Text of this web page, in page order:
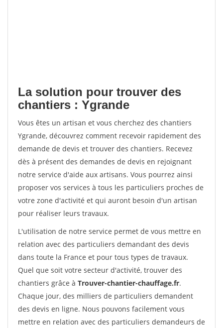
La solution pour trouver des
chantiers : Ygrande
Vous êtes un artisan et vous cherchez des chantiers
Ygrande, découvrez comment recevoir rapidement des
demande de devis et trouver des chantiers. Recevez
dès à présent des demandes de devis en rejoignant
notre service d'aide aux artisans. Vous pourrez ainsi
proposer vos services à tous les particuliers proches de
votre zone d'activité et qui auront besoin d'un artisan
pour réaliser leurs travaux.
L'utilisation de notre service permet de vous mettre en
relation avec des particuliers demandant des devis
dans toute la France et pour tous types de travaux.
Quel que soit votre secteur d'activité, trouver des
chantiers grâce à Trouver-chantier-chauffage.fr.
Chaque jour, des milliers de particuliers demandent
des devis en ligne. Nous pouvons facilement vous
mettre en relation avec des particuliers demandeurs de